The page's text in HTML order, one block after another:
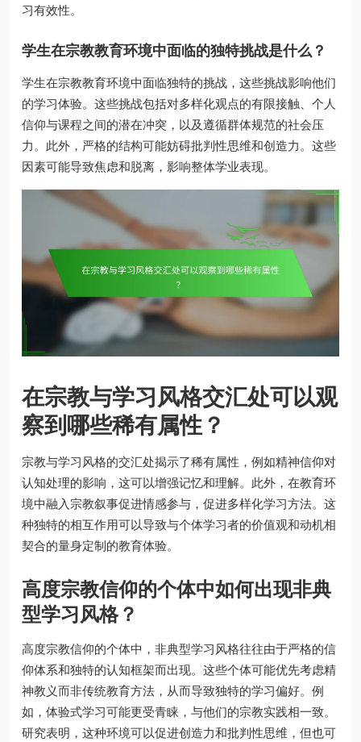
习有效性。
学生在宗教教育环境中面临的独特挑战是什么？
学生在宗教教育环境中面临独特的挑战，这些挑战影响他们
的学习体验。这些挑战包括对多样化观点的有限接触、个人
信仰与课程之间的潜在冲突，以及遵循群体规范的社会压
力。此外，严格的结构可能妨碍批判性思维和创造力。这些
因素可能导致焦虑和脱离，影响整体学业表现。
在宗教与学习风格交汇处可以观
察到哪些稀有属性？
宗教与学习风格的交汇处揭示了稀有属性，例如精神信仰对
认知处理的影响，这可以增强记忆和理解。此外，在教育环
境中融入宗教叙事促进情感参与，促进多样化学习方法。这
种独特的相互作用可以导致与个体学习者的价值观和动机相
契合的量身定制的教育体验。
高度宗教信仰的个体中如何出现非典
型学习风格？
高度宗教信仰的个体中，非典型学习风格往往由于严格的信
仰体系和独特的认知框架而出现。这些个体可能优先考虑精
神教义而非传统教育方法，从而导致独特的学习偏好。例
如，体验式学习可能更受青睐，与他们的宗教实践相一致。
研究表明，这种环境可以促进创造力和批判性思维，但也可